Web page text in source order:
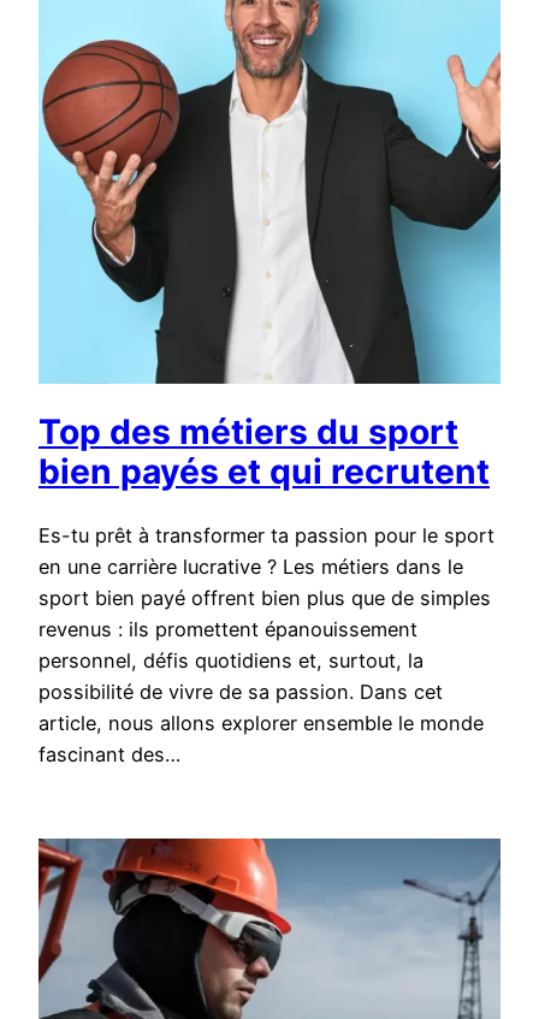
Top des métiers du sport
bien payés et qui recrutent
Es-tu prêt à transformer ta passion pour le sport
en une carrière lucrative ? Les métiers dans le
sport bien payé offrent bien plus que de simples
revenus : ils promettent épanouissement
personnel, défis quotidiens et, surtout, la
possibilité de vivre de sa passion. Dans cet
article, nous allons explorer ensemble le monde
fascinant des…